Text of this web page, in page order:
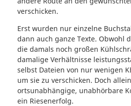
verschicken.
Erst wurden nur einzelne
dann auch ganze Texte. Obwohl
die damals noch großen
damalige Verhältnisse
selbst Dateien von nur wenigen
um sie zu verschicken. Doch
ortsunabhängige, unabhörbare
ein Riesenerfolg.